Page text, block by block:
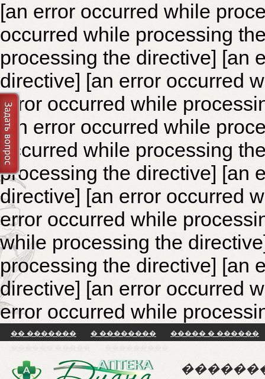
[an error occurred while
occurred while processing
processing the directive] [an
directive] [an error occurred
error occurred while
[an error occurred while
occurred while processing
processing the directive] [an
directive] [an error occurred
error occurred while
while processing the
processing the directive] [an
directive] [an error occurred
error occurred while
�� ������� � ��������
����� � ������